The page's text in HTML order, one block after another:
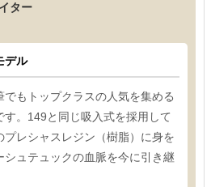
ター
デル
もトップクラスの人気を集める
。149と同じ吸入式を採用して
プレシャスレジン（樹脂）に身を
ュテュックの血脈を今に引き継